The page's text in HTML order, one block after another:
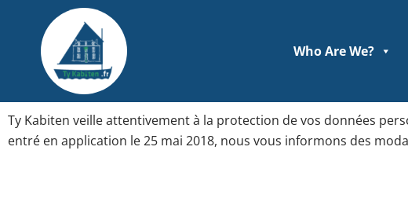
contenu
Who Are We?
Ty Kabiten veille attentivement à la protection de vos données
entré en application le 25 mai 2018, nous vous informons des